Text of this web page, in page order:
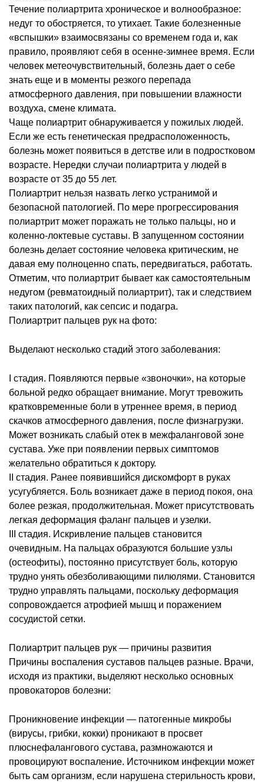
Течение полиартрита хроническое и волнообразное:
недуг то обостряется, то утихает. Такие болезненные
«вспышки» взаимосвязаны со временем года и, как
правило, проявляют себя в осенне-зимнее время. Если
человек метеочувствительный, болезнь дает о себе
знать еще и в моменты резкого перепада
атмосферного давления, при повышении влажности
воздуха, смене климата.
Чаще полиартрит обнаруживается у пожилых людей.
Если же есть генетическая предрасположенность,
болезнь может появиться в детстве или в подростковом
возрасте. Нередки случаи полиартрита у людей в
возрасте от 35 до 55 лет.
Полиартрит нельзя назвать легко устранимой и
безопасной патологией. По мере прогрессирования
полиартрит может поражать не только пальцы, но и
коленно-локтевые суставы. В запущенном состоянии
болезнь делает состояние человека критическим, не
давая ему полноценно спать, передвигаться, работать.
Отметим, что полиартрит бывает как самостоятельным
недугом (ревматоидный полиартрит), так и следствием
таких патологий, как сепсис и подагра.
Полиартрит пальцев рук на фото:
Выделают несколько стадий этого заболевания:
I стадия. Появляются первые «звоночки», на которые
больной редко обращает внимание. Могут тревожить
кратковременные боли в утреннее время, в период
скачков атмосферного давления, после физнагрузки.
Может возникать слабый отек в межфаланговой зоне
сустава. Уже при появлении первых симптомов
желательно обратиться к доктору.
II стадия. Ранее появившийся дискомфорт в руках
усугубляется. Боль возникает даже в период покоя, она
более резкая, продолжительная. Может присутствовать
легкая деформация фаланг пальцев и узелки.
III стадия. Искривление пальцев становится
очевидным. На пальцах образуются большие узлы
(остеофиты), постоянно присутствует боль, которую
трудно унять обезболивающими пилюлями. Становится
трудно управлять пальцами, поскольку деформация
сопровождается атрофией мышц и поражением
сосудистой сетки.
Полиартрит пальцев рук ― причины развития
Причины воспаления суставов пальцев разные. Врачи,
исходя из практики, выделяют несколько основных
провокаторов болезни:
Проникновение инфекции ― патогенные микробы
(вирусы, грибки, кокки) проникают в просвет
плюснефалангового сустава, размножаются и
провоцируют воспаление. Источником инфекции может
быть сам организм, если нарушена стерильность крови,